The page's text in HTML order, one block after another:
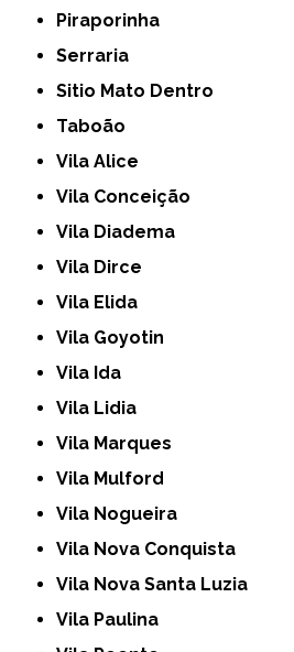
Piraporinha
Serraria
Sitio Mato Dentro
Taboão
Vila Alice
Vila Conceição
Vila Diadema
Vila Dirce
Vila Elida
Vila Goyotin
Vila Ida
Vila Lidia
Vila Marques
Vila Mulford
Vila Nogueira
Vila Nova Conquista
Vila Nova Santa Luzia
Vila Paulina